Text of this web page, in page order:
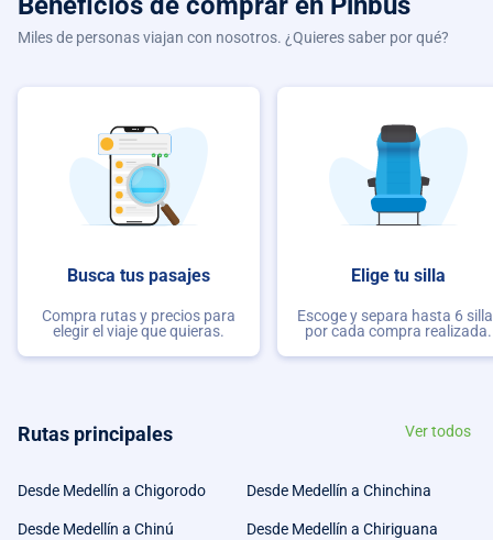
Miles de personas viajan con nosotros. ¿Quieres saber por qué?
Busca tus pasajes
Compra rutas y precios para
elegir el viaje que quieras.
Elige tu silla
Escoge y separa hasta 6
por cada compra realizada.
Rutas principales Ver todos
Desde Medellín a Chigorodo Desde Medellín a Chinchina
Desde Medellín a Chinú Desde Medellín a Chiriguana